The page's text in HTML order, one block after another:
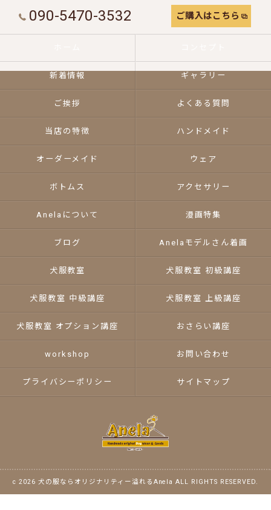
090-5470-3532 ご購入はこちら
新着情報 ギャラリー
ご挨拶 よくある質問
当店の特徴 ハンドメイド
オーダーメイド ウェア
ボトムス アクセサリー
Anelaについて 漫画特集
ブログ Anelaモデルさん着画
犬服教室 犬服教室 初級講座
犬服教室 中級講座 犬服教室 上級講座
犬服教室 オプション講座 おさらい講座
workshop お問い合わせ
プライバシーポリシー サイトマップ
c 2026 犬の服ならオリジナリティー溢れるAnela ALL RIGHTS RESERVED.